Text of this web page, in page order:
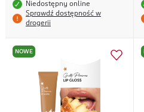
Niedostępny online
Sprawdź dostępność w
drogerii
NOWE